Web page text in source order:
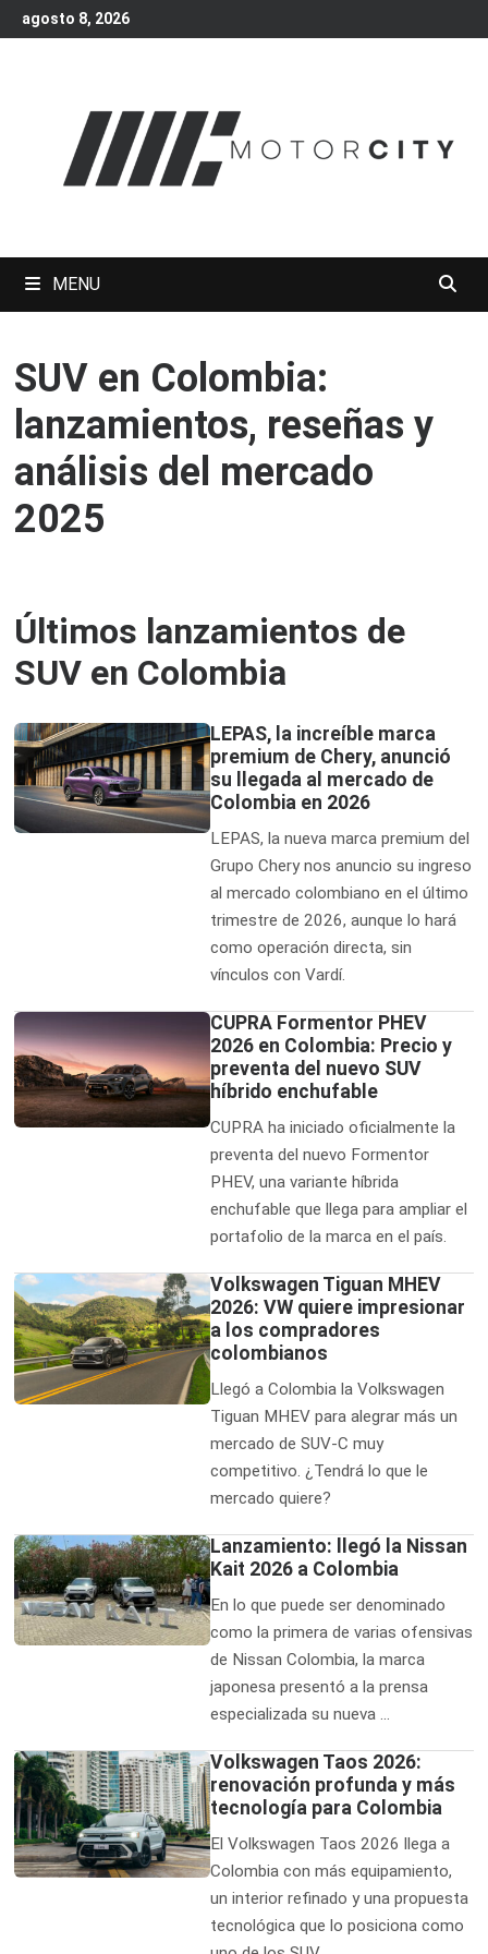
Skip
to
agosto 8, 2026
MENU
SUV en Colombia:
lanzamientos, reseñas y
análisis del mercado
2025
Últimos lanzamientos de
SUV en Colombia
LEPAS, la increíble marca
premium de Chery, anunció
su llegada al mercado de
Colombia en 2026
LEPAS, la nueva marca premium del
Grupo Chery nos anuncio su ingreso
al mercado colombiano en el último
trimestre de 2026, aunque lo hará
como operación directa, sin
vínculos con Vardí.
CUPRA Formentor PHEV
2026 en Colombia: Precio y
preventa del nuevo SUV
híbrido enchufable
CUPRA ha iniciado oficialmente la
preventa del nuevo Formentor
PHEV, una variante híbrida
enchufable que llega para ampliar el
portafolio de la marca en el país.
Volkswagen Tiguan MHEV
2026: VW quiere impresionar
a los compradores
colombianos
Llegó a Colombia la Volkswagen
Tiguan MHEV para alegrar más un
mercado de SUV-C muy
competitivo. ¿Tendrá lo que le
mercado quiere?
Lanzamiento: llegó la Nissan
Kait 2026 a Colombia
En lo que puede ser denominado
como la primera de varias ofensivas
de Nissan Colombia, la marca
japonesa presentó a la prensa
especializada su nueva …
Volkswagen Taos 2026:
renovación profunda y más
tecnología para Colombia
El Volkswagen Taos 2026 llega a
Colombia con más equipamiento,
un interior refinado y una propuesta
tecnológica que lo posiciona como